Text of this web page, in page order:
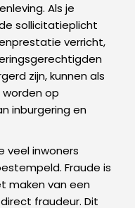
Als je
sollicitatieplicht
verricht,
zijn, kunnen als
op
inburgering en
veel inwoners
Fraude is
maken van een
fraudeur. Dit